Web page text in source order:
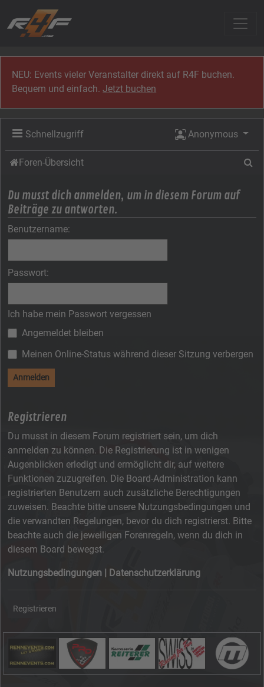
NEU: Events vieler Veranstalter direkt auf R4F buchen.
Bequem und einfach.Jetzt buchen
Schnellzugriff Anonymous
Foren-Übersicht
Du musst dich anmelden, um in diesem Forum auf
Beiträge zu antworten.
Benutzername:
Passwort:
Ich habe mein Passwort vergessen
Angemeldet bleiben
Meinen Online-Status während dieser Sitzung verbergen
Registrieren
Du musst in diesem Forum registriert sein, um dich
anmelden zu können. Die Registrierung ist in wenigen
Augenblicken erledigt und ermöglicht dir, auf weitere
Funktionen zuzugreifen. Die Board-Administration kann
registrierten Benutzern auch zusätzliche Berechtigungen
zuweisen. Beachte bitte unsere Nutzungsbedingungen und
die verwandten Regelungen, bevor du dich registrierst. Bitte
beachte auch die jeweiligen Forenregeln, wenn du dich in
diesem Board bewegst.
Nutzungsbedingungen Datenschutzerklärung
Registrieren